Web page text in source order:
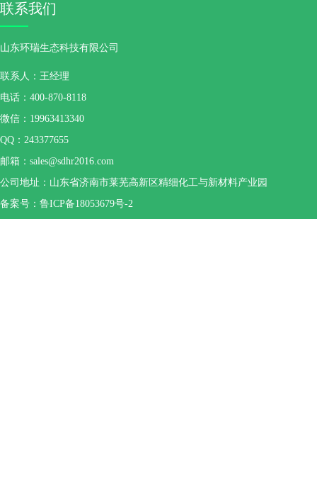
联系我们
山东环瑞生态科技有限公司
联系人：王经理
电话：400-870-8118
微信：19963413340
QQ：243377655
邮箱：sales@sdhr2016.com
公司地址：山东省济南市莱芜高新区精细化工与新材料产业园
备案号：鲁ICP备18053679号-2